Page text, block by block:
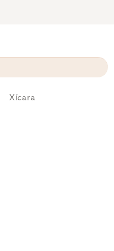
Xícara